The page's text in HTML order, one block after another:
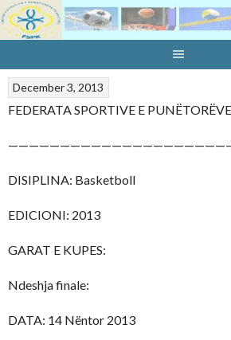
Skip
to
December 3, 2013
FEDERATA SPORTIVE E
DISIPLINA: Basketboll
EDICIONI: 2013
GARAT E KUPES:
Ndeshja finale:
DATA: 14 Nëntor 2013